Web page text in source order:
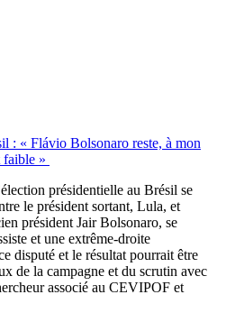
: « Flávio Bolsonaro reste, à mon
faible »
présidentielle au Brésil se
le président sortant, Lula, et
président Jair Bolsonaro, se
et une extrême-droite
disputé et le résultat pourrait être
de la campagne et du scrutin avec
associé au CEVIPOF et